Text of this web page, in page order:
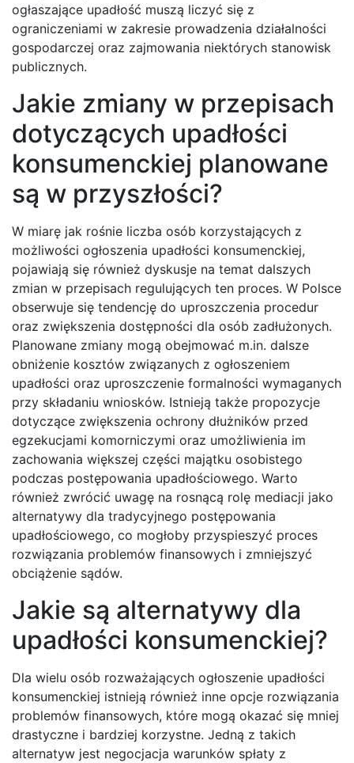
ogłaszające upadłość muszą liczyć się z
ograniczeniami w zakresie prowadzenia działalności
gospodarczej oraz zajmowania niektórych stanowisk
publicznych.
Jakie zmiany w przepisach
dotyczących upadłości
konsumenckiej planowane
są w przyszłości?
W miarę jak rośnie liczba osób korzystających z
możliwości ogłoszenia upadłości konsumenckiej,
pojawiają się również dyskusje na temat dalszych
zmian w przepisach regulujących ten proces. W Polsce
obserwuje się tendencję do uproszczenia procedur
oraz zwiększenia dostępności dla osób zadłużonych.
Planowane zmiany mogą obejmować m.in. dalsze
obniżenie kosztów związanych z ogłoszeniem
upadłości oraz uproszczenie formalności wymaganych
przy składaniu wniosków. Istnieją także propozycje
dotyczące zwiększenia ochrony dłużników przed
egzekucjami komorniczymi oraz umożliwienia im
zachowania większej części majątku osobistego
podczas postępowania upadłościowego. Warto
również zwrócić uwagę na rosnącą rolę mediacji jako
alternatywy dla tradycyjnego postępowania
upadłościowego, co mogłoby przyspieszyć proces
rozwiązania problemów finansowych i zmniejszyć
obciążenie sądów.
Jakie są alternatywy dla
upadłości konsumenckiej?
Dla wielu osób rozważających ogłoszenie upadłości
konsumenckiej istnieją również inne opcje rozwiązania
problemów finansowych, które mogą okazać się mniej
drastyczne i bardziej korzystne. Jedną z takich
alternatyw jest negocjacja warunków spłaty z